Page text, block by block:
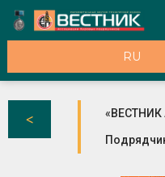
RU
«ВЕСТНИК